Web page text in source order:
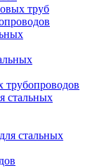
труб
трубопроводов
стальных
стальных